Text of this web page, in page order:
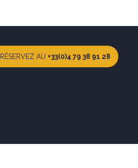
RÉSERVEZ AU +33(0)4 79 38 91 28